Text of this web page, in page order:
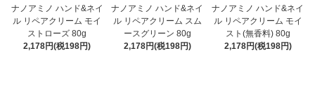
ナノアミノ ハンド&ネイ
ル リペアクリーム モイ
ストローズ 80g
2,178円(税198円)
ナノアミノ ハンド&ネイ
ル リペアクリーム スム
ースグリーン 80g
2,178円(税198円)
ナノアミノ ハンド&ネイ
ル リペアクリーム モイ
スト(無香料) 80g
2,178円(税198円)